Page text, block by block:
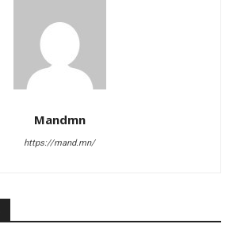
Mandmn
https://mand.mn/